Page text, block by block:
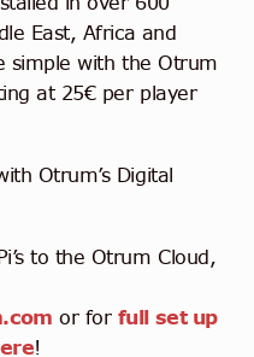
East, Africa and
simple with the Otrum
at 25€ per player
Otrum’s Digital
to the Otrum Cloud,
or for full set up
!